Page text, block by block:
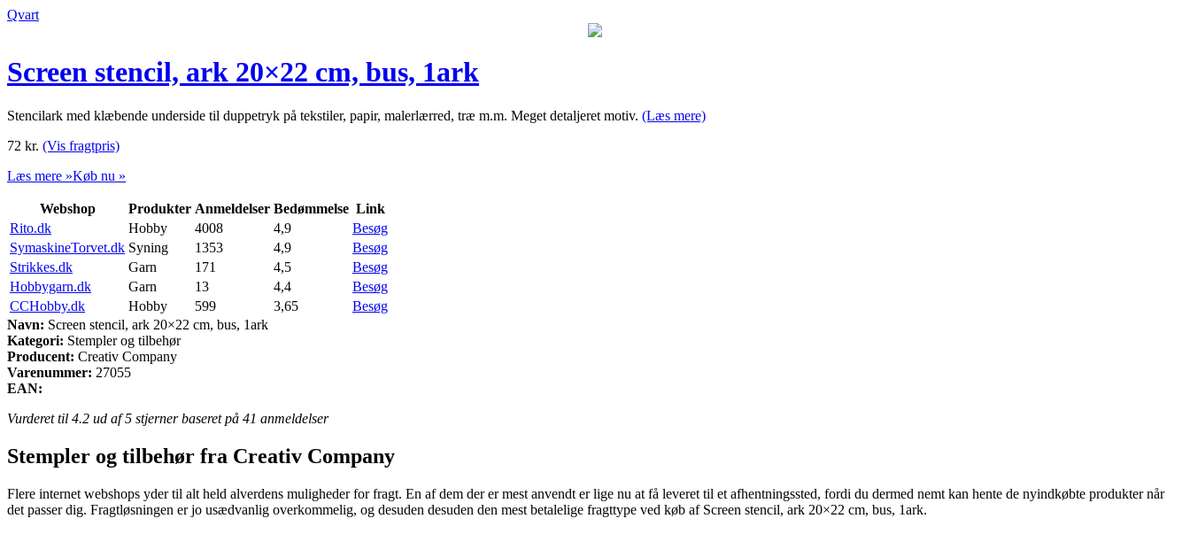
Qvart
Screen stencil, ark 20×22 cm, bus, 1ark
Stencilark med klæbende underside til duppetryk på tekstiler, papir, malerlærred, træ m.m. Meget detaljeret motiv. (Læs mere)
72 kr. (Vis fragtpris)
Læs mere »Køb nu »
Webshop Produkter Anmeldelser Bedømmelse Link
Rito.dk
Hobby 4008 4,9
Besøg
SymaskineTorvet.dk Syning 1353 4,9
Besøg
Strikkes.dk
Garn 171 4,5
Besøg
Hobbygarn.dk
Garn 13 4,4
Besøg
CCHobby.dk
Hobby 599 3,65
Besøg
Navn: Screen stencil, ark 20×22 cm, bus, 1ark
Kategori: Stempler og tilbehør
Producent: Creativ Company
Varenummer: 27055
EAN:
Vurderet til 4.2 ud af 5 stjerner baseret på 41 anmeldelser
Stempler og tilbehør fra Creativ Company
Flere internet webshops yder til alt held alverdens muligheder for fragt. En af dem der er mest anvendt er lige nu at få leveret til et afhentningssted, fordi du dermed nemt kan hente de nyindkøbte produkter når
det passer dig. Fragtløsningen er jo usædvanlig overkommelig, og desuden desuden den mest betalelige fragttype ved køb af Screen stencil, ark 20×22 cm, bus, 1ark.